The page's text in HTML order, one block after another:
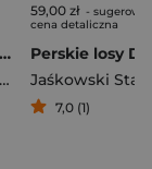
Afganistan 2001-2013 Kronika przepowiedzianego braku zwycięstwa
Jean-Charles Jauffret
59,00 zł -
cena detaliczna
7,0 (1)